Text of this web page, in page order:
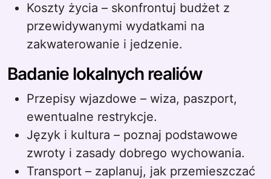
Koszty życia – skonfrontuj budżet z
przewidywanymi wydatkami na
zakwaterowanie i jedzenie.
Badanie lokalnych realiów
Przepisy wjazdowe – wiza, paszport,
ewentualne restrykcje.
Język i kultura – poznaj podstawowe
zwroty i zasady dobrego wychowania.
Transport – zaplanuj, jak przemieszczać